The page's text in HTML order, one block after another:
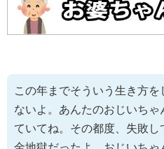
この年までそういう生き方
ないよ。あんたのおじいち
ていてね。その都度、失敗